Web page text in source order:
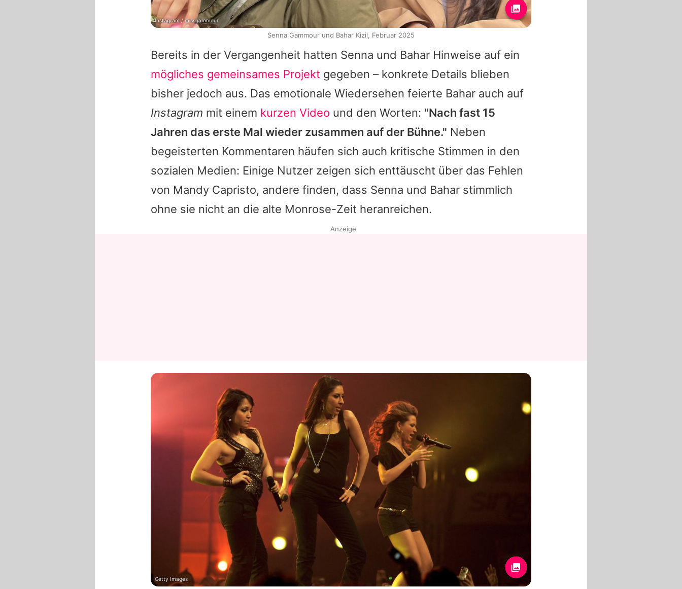
Bereits in der Vergangenheit hatten Senna und Bahar Hinweise auf ein
mögliches gemeinsames Projekt gegeben – konkrete Details blieben
bisher jedoch aus. Das emotionale Wiedersehen feierte Bahar auch auf
Instagram mit einem kurzen Video und den Worten: "Nach fast 15
Jahren das erste Mal wieder zusammen auf der Bühne." Neben
begeisterten Kommentaren häufen sich auch kritische Stimmen in den
sozialen Medien: Einige Nutzer zeigen sich enttäuscht über das Fehlen
von Mandy Capristo, andere finden, dass Senna und Bahar stimmlich
ohne sie nicht an die alte Monrose-Zeit heranreichen.
Instagram / missgammour
Senna Gammour und Bahar Kizil, Februar 2025
Anzeige
Getty Images